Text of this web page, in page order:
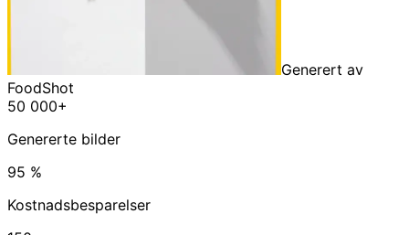
Generert av
FoodShot
50 000+
Genererte bilder
95 %
Kostnadsbesparelser